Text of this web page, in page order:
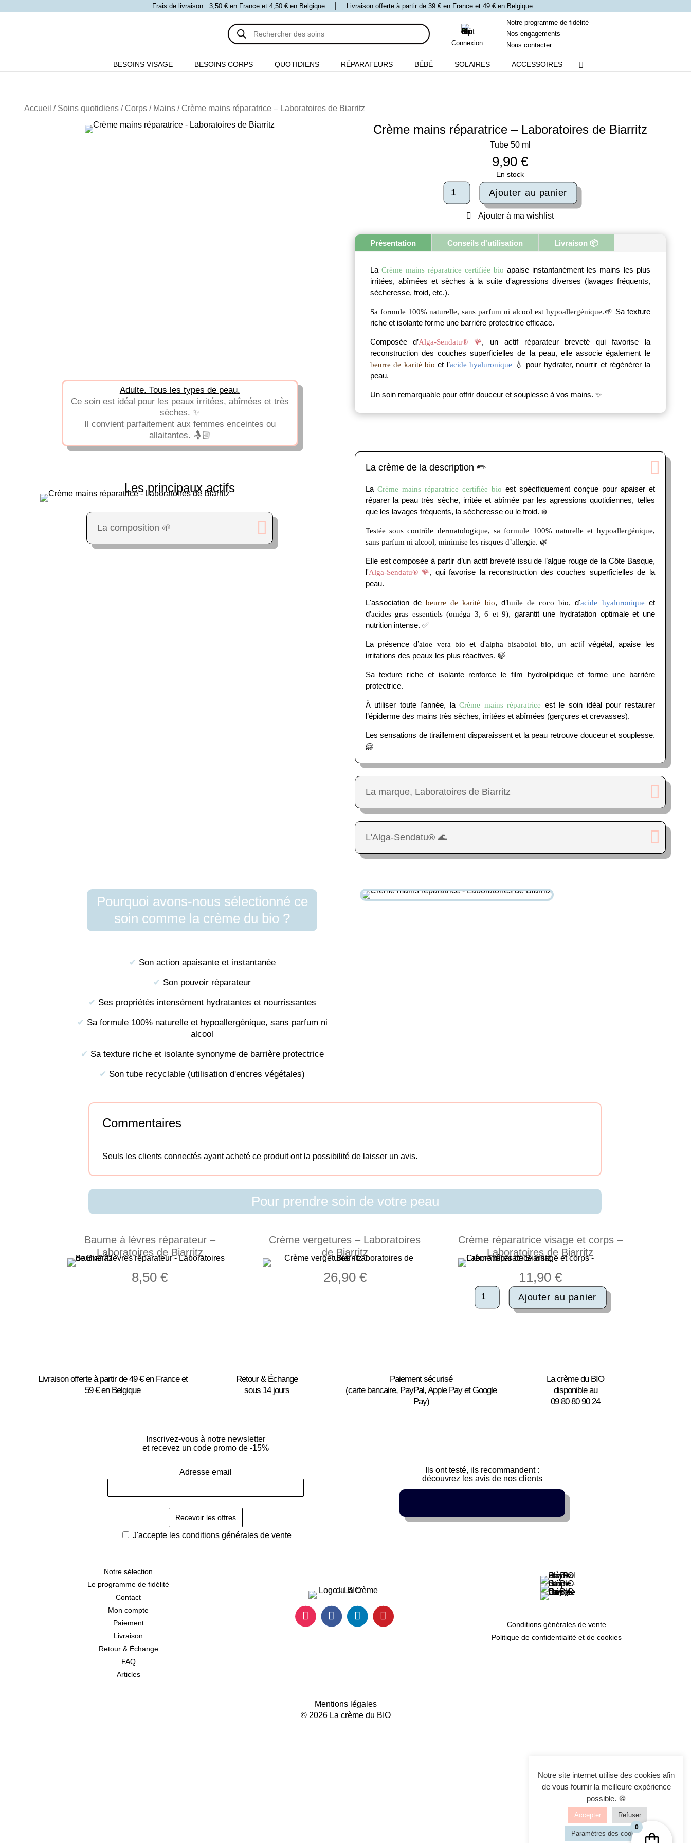
Frais de livraison : 3,50 € en France et 4,50 € en Belgique ⎪ Livraison offerte à partir de 39 € en France et 49 € en Belgique
Recherche
de
produits
Connexion
Notre programme de fidélité
Nos engagements
Nous contacter
BESOINS VISAGE BESOINS CORPS QUOTIDIENS RÉPARATEURS BÉBÉ SOLAIRES ACCESSOIRES
Accueil / Soins quotidiens / Corps / Mains / Crème mains réparatrice – Laboratoires de Biarritz
Adulte. Tous les types de peau.
Ce soin est idéal pour les peaux irritées, abîmées et très
sèches. ✨
Il convient parfaitement aux femmes enceintes ou
allaitantes. 🤱🏻
Les principaux actifs
La composition 🌱
Crème mains réparatrice – Laboratoires de Biarritz
Tube 50 ml
9,90€
En stock
quantité
Crème
-
Laboratoires
Biarritz
Ajouter au panier
Ajouter à ma wishlist
Présentation Conseils d'utilisation Livraison 📦
La Crème mains réparatrice certifiée bio apaise instantanément les mains les plus
irritées, abîmées et sèches à la suite d'agressions diverses (lavages fréquents,
sécheresse, froid, etc.).
Sa formule 100% naturelle, sans parfum ni alcool est hypoallergénique.🌱 Sa texture
riche et isolante forme une barrière protectrice efficace.
Composée d’Alga-Sendatu® 🪸,
un actif réparateur breveté qui favorise la
reconstruction des couches superficielles de la peau, elle associe également le
beurre de karité bio et l’acide hyaluronique
💧 pour hydrater, nourrir et régénérer la
peau.
Un soin remarquable pour offrir douceur et souplesse à vos mains. ✨
La crème de la description ✏️
La Crème mains réparatrice certifiée bio est spécifiquement conçue pour apaiser et
réparer la peau très sèche, irritée et abîmée par les agressions quotidiennes, telles
que les lavages fréquents, la sécheresse ou le froid. ❄️
Testée sous contrôle dermatologique, sa formule 100% naturelle et hypoallergénique,
sans parfum ni alcool, minimise les risques d’allergie. 🌿
Elle est composée à partir d’un actif breveté issu de l’algue rouge de la Côte Basque,
l'Alga-Sendatu® 🪸, qui favorise la reconstruction des couches superficielles de la
peau.
L'association debeurre de karité bio, d’huile de coco bio, d'acide hyaluronique et
d’acides gras essentiels (oméga 3, 6 et 9), garantit une hydratation optimale et une
nutrition intense. ✅
La présence d’aloe vera bio et d'alpha bisabolol bio, un actif végétal, apaise les
irritations des peaux les plus réactives. 🍃
Sa texture riche et isolante renforce le film hydrolipidique et forme une barrière
protectrice.
À utiliser toute l'année, laCrème mains réparatrice est le soin idéal pour restaurer
l’épiderme des mains très sèches, irritées et abîmées (gerçures et crevasses).
Les sensations de tiraillement disparaissent et la peau retrouve douceur et souplesse.
🤗
La marque, Laboratoires de Biarritz
L'Alga-Sendatu® 🌊
Pourquoi avons-nous sélectionné ce
soin comme la crème du bio ?
✔︎ Son action apaisante et instantanée
✔︎ Son pouvoir réparateur
✔︎ Ses propriétés intensément hydratantes et nourrissantes
✔︎ Sa formule 100% naturelle et hypoallergénique, sans parfum ni
alcool
✔︎ Sa texture riche et isolante synonyme de barrière protectrice
✔︎ Son tube recyclable (utilisation d'encres végétales)
Commentaires
Seuls les clients connectés ayant acheté ce produit ont la possibilité de laisser un avis.
Pour prendre soin de votre peau
Baume à lèvres réparateur –
Laboratoires de Biarritz
8,50€
Crème vergetures – Laboratoires
de Biarritz
26,90 €
Crème réparatrice visage et corps –
Laboratoires de Biarritz
11,90 €
quantité
de
Crème
-
Biarritz
Ajouter au panier
Livraison offerte à partir de 49 € en France et
59 € en Belgique
Retour & Échange
sous 14 jours
Paiement sécurisé
(carte bancaire, PayPal, Apple Pay et Google
Pay)
La crème du BIO
disponible au
09 80 80 90 24
Inscrivez-vous à notre newsletter
et recevez un code promo de -15%
Adresse email
J'accepte les conditions générales de vente
Ils ont testé, ils recommandent :
découvrez les avis de nos clients
Notre sélection
Le programme de fidélité
Contact
Mon compte
Paiement
Livraison
Retour & Échange
FAQ
Articles
Conditions générales de vente
Politique de confidentialité et de cookies
Mentions légales
© 2026 La crème du BIO
Notre site internet utilise des cookies afin
de vous fournir la meilleure expérience
possible. 🍪
Accepter Refuser
Paramètres des cookies
0